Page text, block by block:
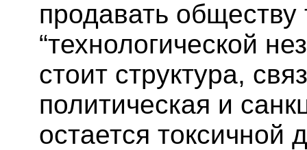
продавать обществу
“технологической
стоит структура,
политическая и
остается токсичной